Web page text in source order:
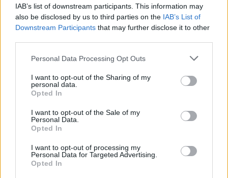
IAB’s list of downstream participants. This information may
also be disclosed by us to third parties on the IAB’s List of
Downstream Participants that may further disclose it to other
Personal Data Processing Opt Outs
I want to opt-out of the Sharing of my
personal data.
Opted In
I want to opt-out of the Sale of my
Personal Data.
Opted In
I want to opt-out of processing my
Personal Data for Targeted Advertising.
Opted In